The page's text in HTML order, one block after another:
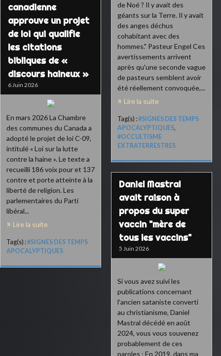
de Noé ? Il y avait des
géants sur la Terre. Il y avait
des anges déchus
cohabitant avec des
hommes." Pasteur Engel Ces
avertissements arrivent
après qu'une seconde vague
de pasteurs semblent avoir
été réellement convoquée,...
Lire la suite
Tag(s) :#SIGNES DES TEMPS
APOCALYPTIQUES,
#OCCULTISME
EXTRATERRESTRES
canadienne
approuve un projet
de loi qui qualifie
les citations
bibliques de «
discours haineux »
6 Juin 2026
En mars 2026 La Chambre
des communes du Canada a
adopté le projet de loi C-09,
intitulé « Loi sur la lutte
contre la haine ». Le texte a
recueilli 186 voix pour et 137
contre et porte atteinte à la
liberté de religion. Les
parlementaires du Parti
libéral...
Lire la suite
Tag(s) :#SIGNES DES TEMPS
APOCALYPTIQUES
Daniel Mastral
avait raison à
propos du super
vaccin "mère de
tous les vaccins"
5 Juin 2026
Si vous avez suivi les
publications concernant
l'ancien sataniste converti
au christianisme, Daniel
Mastral décédé en août
2024, vous vous souvenez
probablement de ces
paroles : En 2019, dans ma